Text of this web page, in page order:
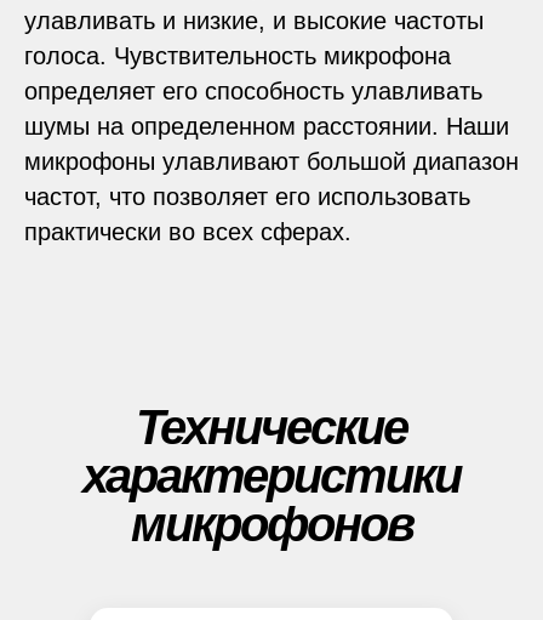
улавливать и низкие, и высокие частоты
голоса. Чувствительность микрофона
определяет его способность улавливать
шумы на определенном расстоянии. Наши
микрофоны улавливают большой диапазон
частот, что позволяет его использовать
практически во всех сферах.
Технические
характеристики
микрофонов